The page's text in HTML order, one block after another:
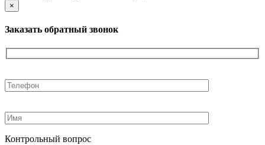
×
Заказать обратный звонок
Контрольный вопрос